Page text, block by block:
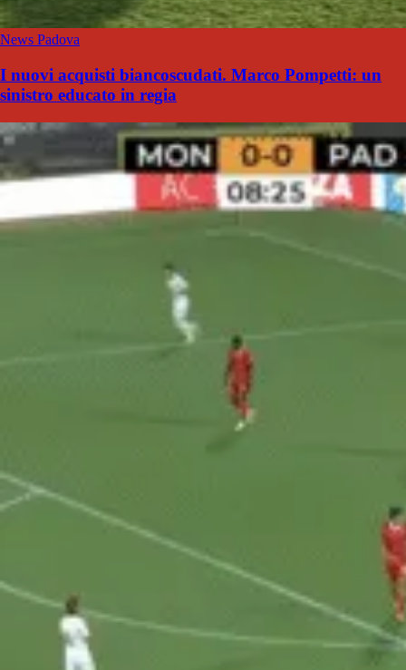
News Padova
I nuovi acquisti biancoscudati. Marco Pompetti: un
sinistro educato in regia